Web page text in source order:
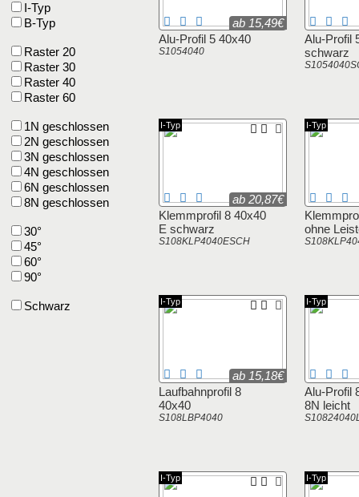
Alu-Profil 5 40x40
S1054040
ab 15,49€
Alu-Profil
schwarz
Klemmprofil 8 40x40
E schwarz
S108KLP4040ESCH
ab 20,87€
I-Typ
ohne
I-Typ
Laufbahnprofil 8
40x40
S108LBP4040
ab 15,18€
I-Typ
Alu-Profil
8N leicht
I-Typ
I-Typ I-Typ
I-Typ
B-Typ
Raster 20
Raster 30
Raster 40
Raster 60
1N geschlossen
2N geschlossen
3N geschlossen
4N geschlossen
6N geschlossen
8N geschlossen
30°
45°
60°
90°
Schwarz